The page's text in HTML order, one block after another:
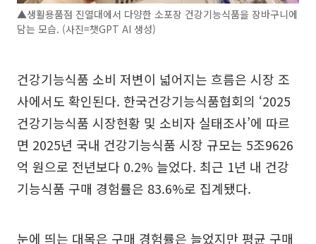
▲생활용품점 진열대에서 다양한 소포장 건강기능식품을 장바구니에
담는 모습. (사진=챗GPT AI 생성)
건강기능식품 소비 저변이 넓어지는 흐름은 시장 조
사에서도 확인된다. 한국건강기능식품협회의 ‘2025
건강기능식품 시장현황 및 소비자 실태조사’에 따르
면 2025년 국내 건강기능식품 시장 규모는 5조9626
억 원으로 전년보다 0.2% 늘었다. 최근 1년 내 건강
기능식품 구매 경험률은 83.6%로 집계됐다.
눈에 띄는 대목은 구매 경험률은 늘었지만 평균 구매